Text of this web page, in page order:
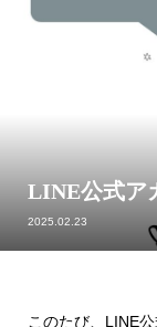
LINE公式ア
2025.02.23
このたび、LINE